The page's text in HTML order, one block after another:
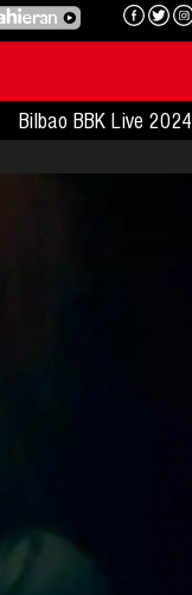
Bilbao BBK Live 2024